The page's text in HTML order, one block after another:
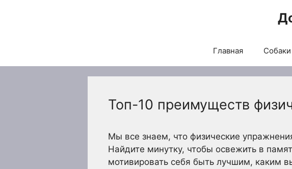
Главная Собаки
Топ-10 преимуществ
Мы все знаем, что физические
Найдите минутку, чтобы освежить в
мотивировать себя быть лучшим, каким